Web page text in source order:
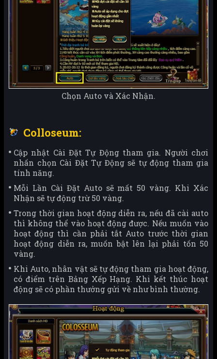
Chọn Auto và Xác Nhận.
Colloseum:
Cập nhật Cài Đặt Tự Động tham gia. Người chơi
nhấn chọn Cài Đặt Tự Động sẽ tự động tham gia
tính năng.
Mỗi Lần Cài Đặt Auto sẽ mất 50 vàng. Khi Xác
Nhận sẽ tự động trừ 50 vàng.
Trong thời gian hoạt động diễn ra, nếu đã cài auto
thì không thể vào hoạt động được. Nếu muốn vào
hoạt động thì cần phải tắt Auto trước thời gian
hoạt động diễn ra, muốn bật lên lại phải tốn 50
vàng.
Khi Auto, nhân vật sẽ tự động tham gia hoạt động,
có điểm trên Bảng Xếp Hạng. Khi kết thúc hoạt
động sẽ có phần thưởng gửi về như bình thường.